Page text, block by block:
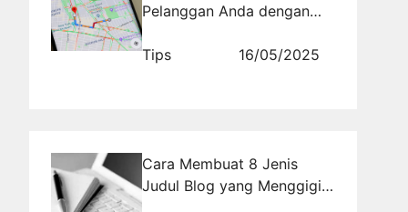
Pelanggan Anda dengan
Profesional di
Tips 16/05/2025
Cara Membuat 8 Jenis
Judul Blog yang Menggigit